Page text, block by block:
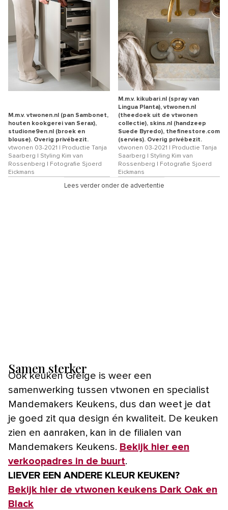
M.m.v. vtwonen.nl (pan Sambonet,
houten kookgerei van Serax),
studione9en.nl (broek en
blouse). Overig privébezit.
vtwonen 03-2021 | Productie Tanja
Saarberg | Styling Kim van
Rossenberg | Fotografie Sjoerd
Eickmans
M.m.v. kikubari.nl (spray van
Lingua Planta), vtwonen.nl
(theedoek uit de vtwonen
collectie), skins.nl (handzeep
Suede Byredo), thefinestore.com
(servies). Overig privébezit.
vtwonen 03-2021 | Productie Tanja
Saarberg | Styling Kim van
Rossenberg | Fotografie Sjoerd
Eickmans
Lees verder onder de advertentie
Samen sterker
Ook keuken Greige is weer een
samenwerking tussen vtwonen en specialist
Mandemakers Keukens, dus dan weet je dat
je goed zit qua design én kwaliteit. De keuken
zien en aanraken, kan in de filialen van
Mandemakers Keukens. Bekijk hier een
verkoopadres in de buurt.
LIEVER EEN ANDERE KLEUR KEUKEN?
Bekijk hier de vtwonen keukens Dark Oak en
Black